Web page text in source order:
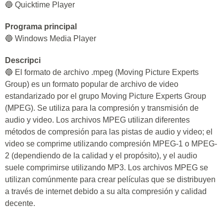
🔵 Quicktime Player
Programa principal
🔵 Windows Media Player
Descripci
🔵 El formato de archivo .mpeg (Moving Picture Experts
Group) es un formato popular de archivo de video
estandarizado por el grupo Moving Picture Experts Group
(MPEG). Se utiliza para la compresión y transmisión de
audio y video. Los archivos MPEG utilizan diferentes
métodos de compresión para las pistas de audio y video; el
video se comprime utilizando compresión MPEG-1 o MPEG-
2 (dependiendo de la calidad y el propósito), y el audio
suele comprimirse utilizando MP3. Los archivos MPEG se
utilizan comúnmente para crear películas que se distribuyen
a través de internet debido a su alta compresión y calidad
decente.